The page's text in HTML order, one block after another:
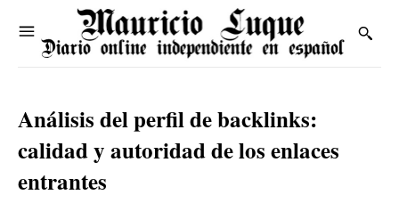
Análisis del perfil de backlinks:
calidad y autoridad de los enlaces
entrantes